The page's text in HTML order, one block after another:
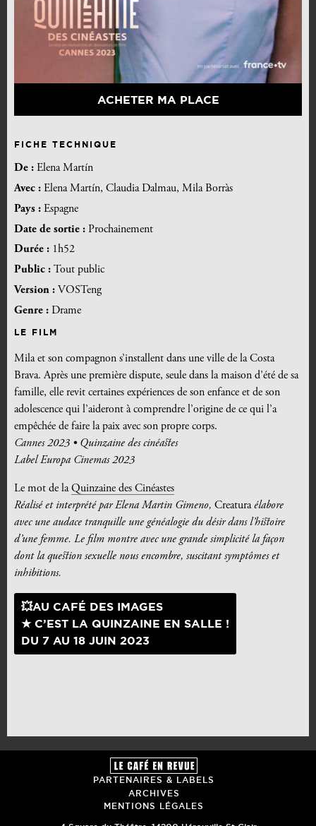
ACHETER MA PLACE
FICHE TECHNIQUE
De : Elena Martín
Avec : Elena Martín, Claudia Dalmau, Mila Borràs
Pays : Espagne
Date de sortie : Prochainement
Durée : 1h52
Public : Tout public
Version : VOSTeng
Genre : Drame
LE FILM
Mila et son compagnon s’installent dans une ville de la Costa
Brava. Après une première dispute, seule dans la maison d’été de sa
famille, elle revit certaines expériences de son enfance et de son
adolescence qui l’aideront à comprendre l’origine de ce qui l’a
empêchée de faire la paix avec son propre corps.
Cannes 2023 • Quinzaine des cinéastes
Label Europa Cinemas 2023
Le mot de laQuinzaine des Cinéastes
Réalisé et interprété par Elena Martin Gimeno, Creaturaélabore
avec une audace tranquille une généalogie du désir dans l’histoire
d’une femme. Le film montre avec une grande simplicité la façon
dont la question sexuelle nous encombre, suscitant symptômes et
inhibitions.
💥AU CAFÉ DES IMAGES
★ C’EST LA QUINZAINE EN SALLE !
DU 7 AU 18 JUIN 2023
PARTENAIRES & LABELS
ARCHIVES
MENTIONS LÉGALES